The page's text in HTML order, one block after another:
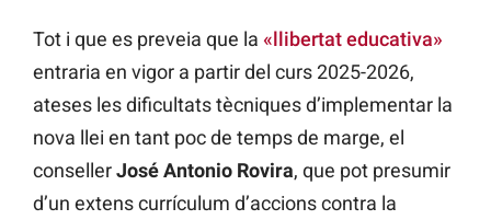
Tot i que es preveia que la «llibertat educativa»
entraria en vigor a partir del curs 2025-2026,
ateses les dificultats tècniques d’implementar la
nova llei en tant poc de temps de marge, el
consellerJosé Antonio Rovira, que pot presumir
d’un extens currículum d’accions contra la